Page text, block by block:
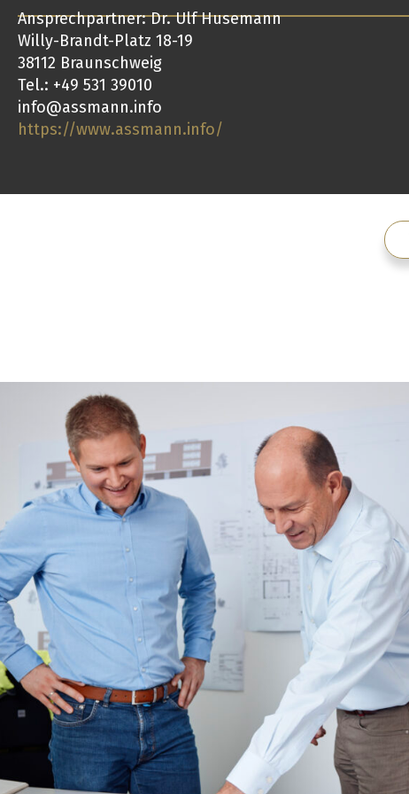
Ansprechpartner: Dr. Ulf Husemann
Willy-Brandt-Platz 18-19
38112 Braunschweig
Tel.: +49 531 39010
info@assmann.info
https://www.assmann.info/